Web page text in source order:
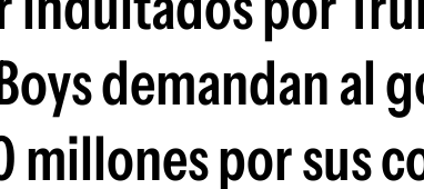
demandan al
millones por sus